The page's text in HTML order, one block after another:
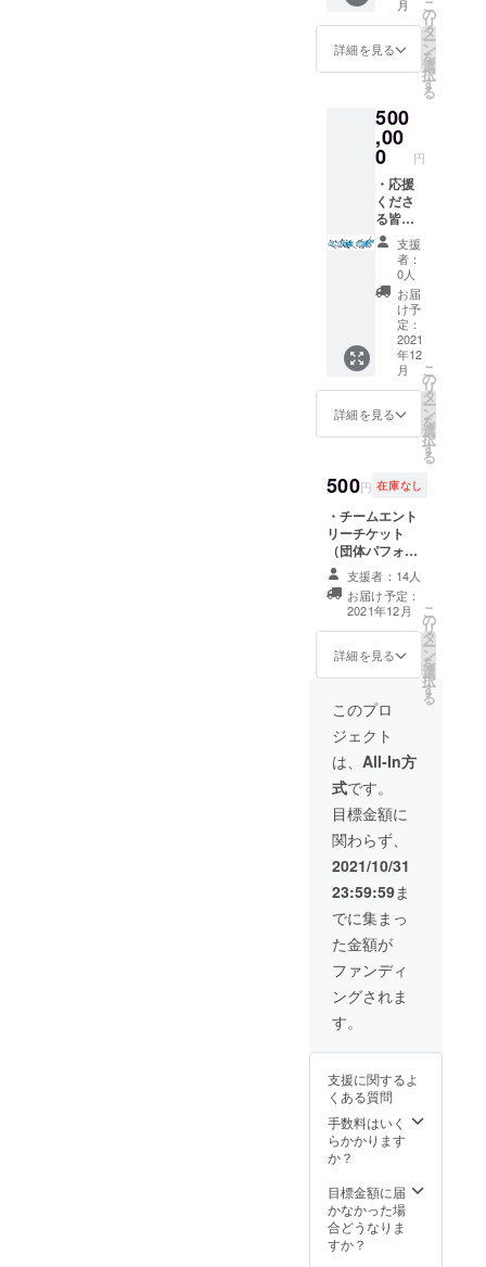
いただ
ければ
大会ス
テージ
店舗
名、そ
の他希
望され
る呼称
にて謝
辞を述
べさせ
ていた
だきま
す。 ・
当日ス
テージ
上にて
ご挨拶
の時間
を設け
させて
頂きま
の方は
備考欄
にス
テージ
あいさ
とご記
入下さ
い。
せてい
ただき
ます。
・特別
階エリ
アシー
ト2列目
以降）
をご用
意いた
しま
す。 ※
備考欄
に、お
名前と
電話番
号をご
記載く
ださ
い。 ・
許可を
いただ
ければ
で、社
名及び
店舗
名、そ
の他希
る呼称
にて謝
辞を述
べさせ
ていた
（同じ
をいた
だけれ
ば大会
風景は
全て動
画で撮
影させ
ていた
BURN
OUT 動
画サイ
トで公
開させ
ていた
だきま
テージ
上にて
ご挨拶
の時間
を設け
させて
ご不要
の方は
備考欄
だきま
す。 ・
大和の
未来を
ちから
の、お
礼メッ
セージ
を届け
ます。
・参加
チーム
ごとで
子ども
たちの
寄せ書
きを作
成しお
届けさ
せてい
ただき
ます。
・特別
階エリ
アシー
ト最前
列）を
ご用意
ます。
※備考欄
に、お
名前と
電話番
ださ
許可を
いただ
ければ
大会ス
テージ
で、社
名及び
店舗
の他希
望され
る呼称
にて謝
辞を述
べさせ
ていた
（同じ
く許可
をいた
だけれ
ば大会
風景は
影させ
ていた
だき、
月
詳細を見る
こ
の
リ
タ
ー
ン
を
選
択
す
る
500
,00
0 円
・応援
くださ
る皆様
へ、一
同から
の御礼
メッ
セージ
をお送
りさせ
ていた
だきま
す。 ・
大和の
未来を
ちから
の、お
礼メッ
セージ
を届け
・参加
チーム
ごとで
子ども
たちの
成しお
せてい
ただき
ます。
・特別
観覧席
（会場2
階エリ
アシー
列）を
ご用意
いたし
ます。
※備考欄
に、お
名前と
記載く
ださ
い。 ・
許可を
いただ
ければ
で、社
名及び
店舗
支援
者：
0人
お届
け予
定：
2021
年12
月
詳細を見る
こ
の
リ
タ
ー
ン
を
選
択
す
る
500円 在庫なし
・チームエント
リーチケット
（団体パフォー
マンス部門）を
発行します。 ※
備考欄に、下記
を記載して下さ
い。 ・エント
リーされるチー
加人数 ・チーム
チーム代表者の
電話番号 ※別
途、人数分の参
加費¥3,500が必
要になります。
支援者：14人
お届け予定：
2021年12月
詳細を見る
こ
の
リ
タ
ー
ン
を
選
択
す
る
このプロ
ジェクト
は、 All-In方
式です。
目標金額に
関わらず、
2021/10/31
23:59:59ま
でに集まっ
た金額が
ファンディ
ングされま
す。
支援に関するよ
くある質問
手数料はいく
らかかります
か？
目標金額に届
かなかった場
合どうなりま
すか？